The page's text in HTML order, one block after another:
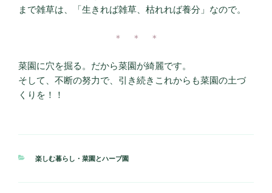
まで雑草は、「生きれば雑草、枯れれば養分」なので。
＊ ＊ ＊
菜園に穴を掘る。だから菜園が綺麗です。
そして、不断の努力で、引き続きこれからも菜園の土づ
くりを！！
カ
楽しむ暮らし・菜園とハーブ園